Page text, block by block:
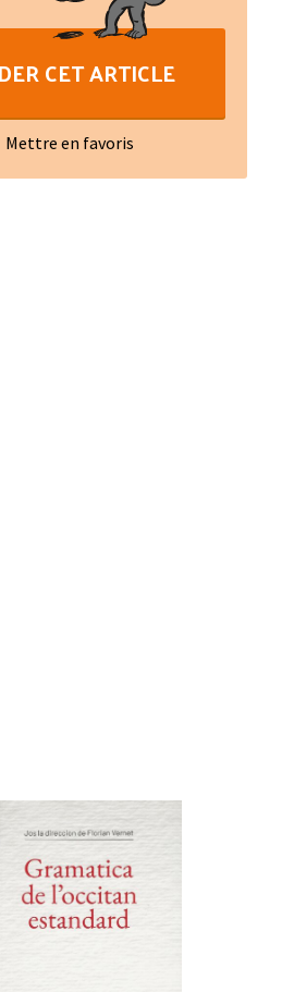
CET ARTICLE
Mettre en favoris